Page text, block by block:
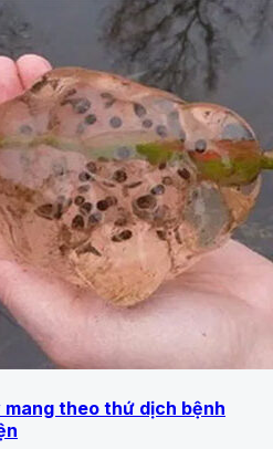
mang theo thứ dịch bệnh